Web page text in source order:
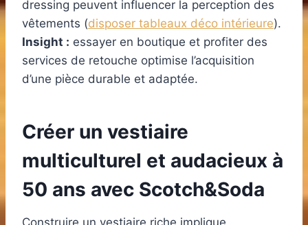
dressing peuvent influencer la perception des
vêtements (disposer tableaux déco intérieure).
Insight : essayer en boutique et profiter des
services de retouche optimise l’acquisition
d’une pièce durable et adaptée.
Créer un vestiaire
multiculturel et audacieux à
50 ans avec Scotch&Soda